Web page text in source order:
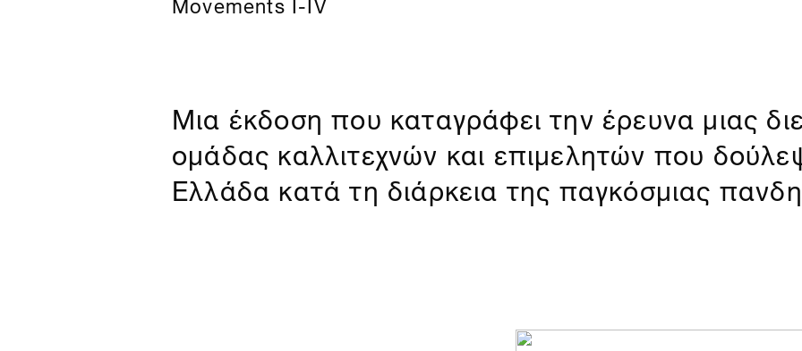
Μια έκδοση που καταγράφει την έρευνα μιας
ομάδας καλλιτεχνών και επιμελητών που
Ελλάδα κατά τη διάρκεια της παγκόσμιας